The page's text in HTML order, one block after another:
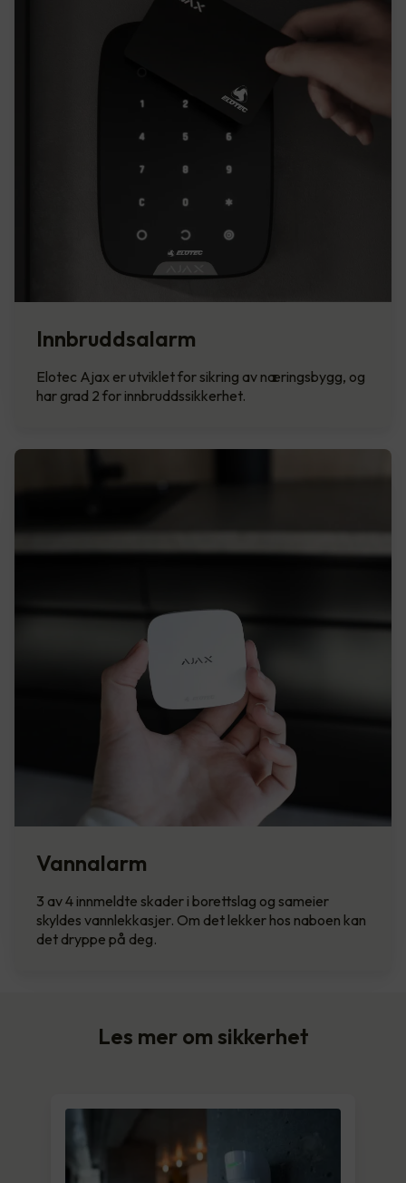
Innbruddsalarm
Elotec Ajax er utviklet for sikring av næringsbygg, og
har grad 2 for innbruddssikkerhet.
Vannalarm
3 av 4 innmeldte skader i borettslag og sameier
skyldes vannlekkasjer. Om det lekker hos naboen kan
det dryppe på deg.
Les mer om sikkerhet